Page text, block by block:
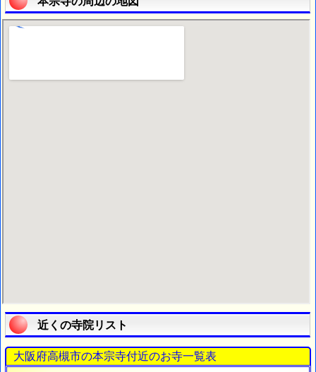
近くの寺院リスト
大阪府高槻市の本宗寺付近のお寺一覧表